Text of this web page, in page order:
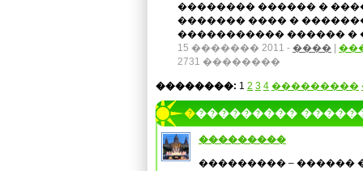
�������� ������ �
������� ���� �
����������� ������ �
15 ������� 2011 - ����
2731 ��������
��������: 1 2 3 4 ���������
����������
���������
��������� – ������